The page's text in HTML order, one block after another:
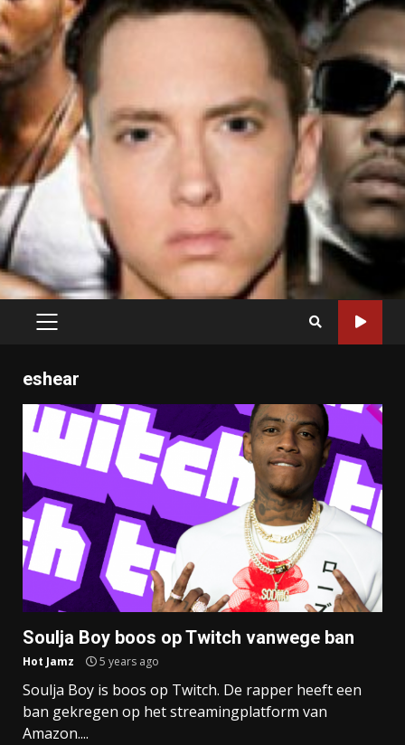
PRIMARY
eshear
Soulja Boy boos op Twitch vanwege ban
Hot Jamz 5 years ago
Soulja Boy is boos op Twitch. De rapper heeft een
ban gekregen op het streamingplatform van
Amazon....